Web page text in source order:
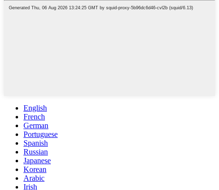
English
French
German
Portuguese
Spanish
Russian
Japanese
Korean
Arabic
Irish